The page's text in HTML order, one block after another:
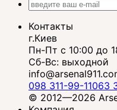
Контакты
г.Киев
Пн-Пт с 10:00 до
Сб-Вс: выходной
098 311-99-11063
© 2012—2026